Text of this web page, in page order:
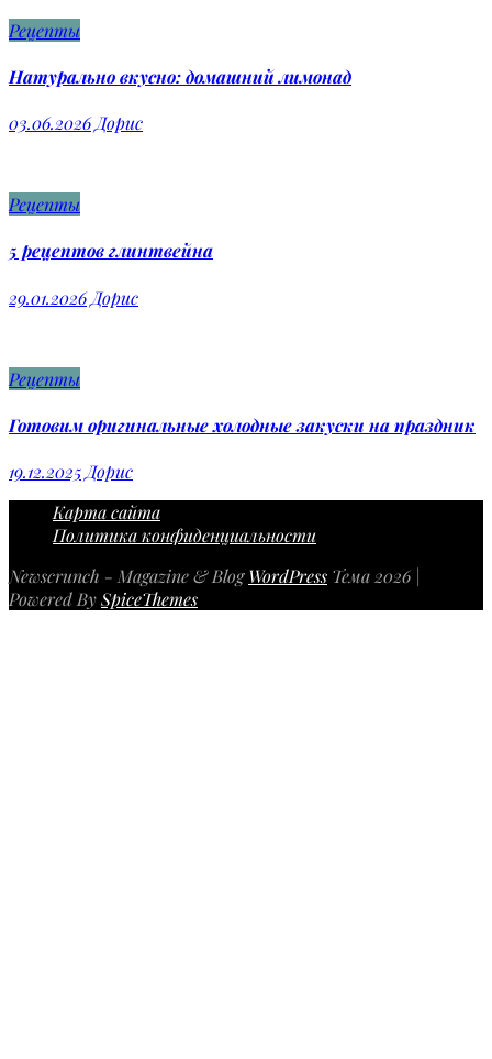
Рецепты
Натурально вкусно: домашний лимонад
03.06.2026 Дорис
Рецепты
5 рецептов глинтвейна
29.01.2026 Дорис
Рецепты
Готовим оригинальные холодные закуски на праздник
19.12.2025 Дорис
Карта сайта
Политика конфиденциальности
Newscrunch - Magazine & BlogWordPress Тема 2026 |
Powered BySpiceThemes